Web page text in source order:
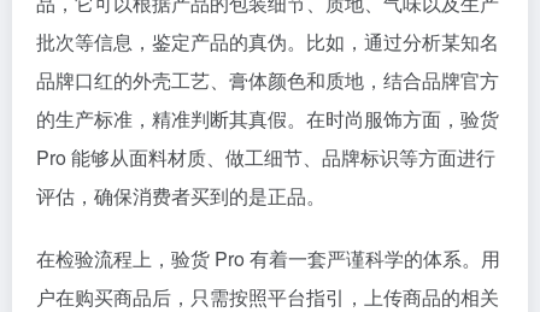
批次等信息，鉴定产品的真伪。比如，通过分析某知名
品牌口红的外壳工艺、膏体颜色和质地，结合品牌官方
的生产标准，精准判断其真假。在时尚服饰方面，验货
Pro 能够从面料材质、做工细节、品牌标识等方面进行
评估，确保消费者买到的是正品。
在检验流程上，验货 Pro 有着一套严谨科学的体系。用
户在购买商品后，只需按照平台指引，上传商品的相关